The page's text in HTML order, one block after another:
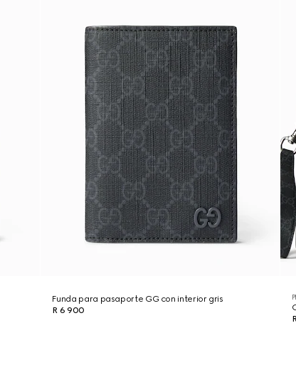
Funda para pasaporte GG con interior gris
R 6 900